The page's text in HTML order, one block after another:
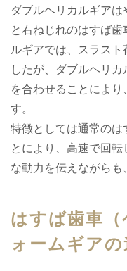
ダブルヘリカルギア
と右ねじれのはすば
ルギアでは、スラス
したが、ダブルヘリ
を合わせることにより
す。
特徴としては通常のは
とにより、高速で回
な動力を伝えながらも
はすば歯車
ォームギアの